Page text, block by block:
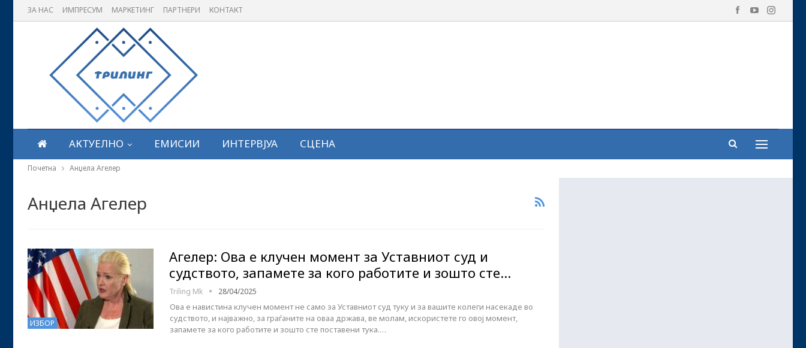
ЗА НАС ИМПРЕСУМ МАРКЕТИНГ ПАРТНЕРИ КОНТАКТ
АКТУЕЛНО ЕМИСИИ ИНТЕРВЈУА СЦЕНА
Почетна Анџела Агелер
Анџела Агелер
ИЗБОР
Агелер: Ова е клучен момент за Уставниот суд и
судството, запамете за кого работите и зошто сте…
Triling Mk 28/04/2025
Ова е навистина клучен момент не само за Уставниот суд туку и за вашите колеги насекаде во
судството, и најважно, за граѓаните на оваа држава, ве молам, искористете го овој момент,
запамете за кого работите и зошто сте поставени тука.…